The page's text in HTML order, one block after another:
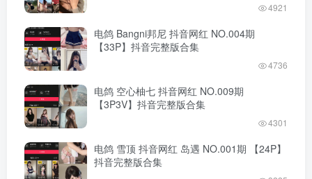
4921
电鸽 Bangni邦尼 抖音网红 NO.004期
【33P】抖音完整版合集
4736
电鸽 空心柚七 抖音网红 NO.009期
【3P3V】抖音完整版合集
4301
电鸽 雪顶 抖音网红 岛遇 NO.001期 【24P】
抖音完整版合集